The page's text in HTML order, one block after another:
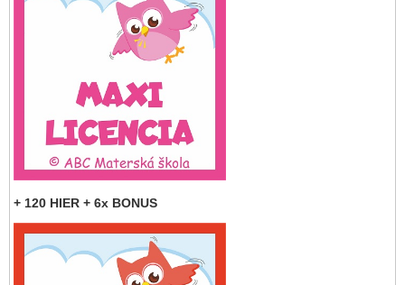
+ 120 HIER + 6x BONUS